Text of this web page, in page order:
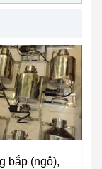
bắp (ngô),